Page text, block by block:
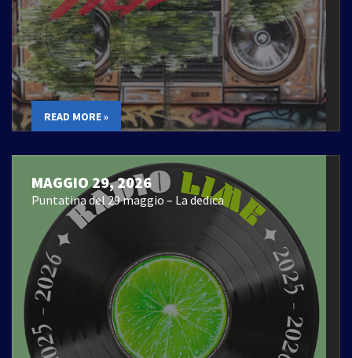
READ MORE »
MAGGIO 29, 2026
Puntatina del 29 maggio – La dedica